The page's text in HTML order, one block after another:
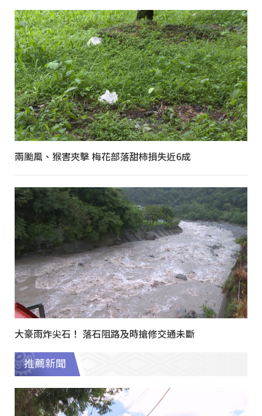
兩颱風、猴害夾擊 梅花部落甜柿損失近6成
大豪雨炸尖石！ 落石阻路及時搶修交通未斷
推薦新聞